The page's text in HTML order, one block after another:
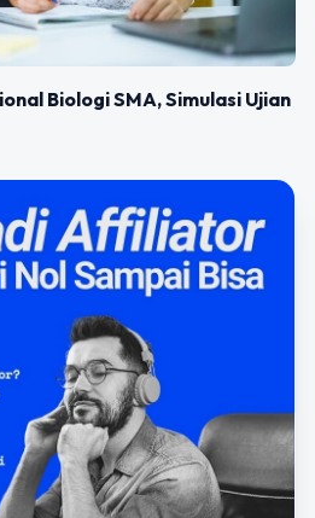
Biologi SMA, Simulasi Ujian